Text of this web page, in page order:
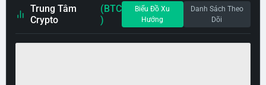
Trung Tâm
Crypto
(BTC
)
Biểu Đồ Xu
Hướng
Danh Sách Theo
Dõi